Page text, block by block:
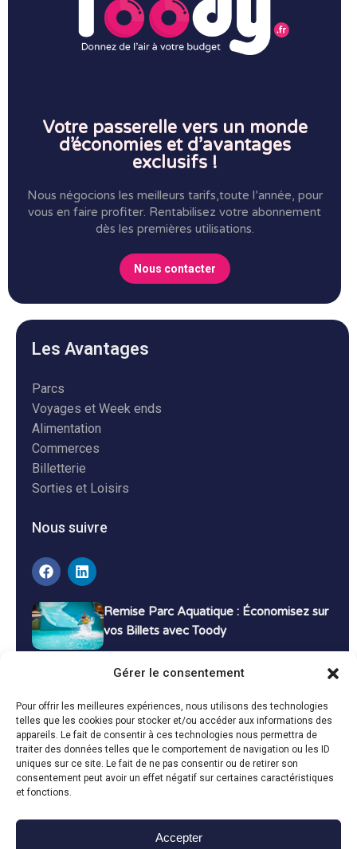
Gérer le consentement
Pour offrir les meilleures expériences, nous utilisons des technologies
telles que les cookies pour stocker et/ou accéder aux informations des
appareils. Le fait de consentir à ces technologies nous permettra de
traiter des données telles que le comportement de navigation ou les ID
uniques sur ce site. Le fait de ne pas consentir ou de retirer son
consentement peut avoir un effet négatif sur certaines caractéristiques
et fonctions.
Accepter
Votre passerelle vers un monde
d’économies et d’avantages
exclusifs !
Nous négocions les meilleurs tarifs,toute l’année, pour
vous en faire profiter. Rentabilisez votre abonnement
dès les premières utilisations.
Nous contacter
Les Avantages
Parcs
Voyages et Week ends
Alimentation
Commerces
Billetterie
Sorties et Loisirs
Nous suivre
Remise Parc Aquatique : Économisez sur
vos Billets avec Toody
Bons Plans Voyage : Économisez sur vos
Vacances avec Toody
13 décembre 2024 Bon plans